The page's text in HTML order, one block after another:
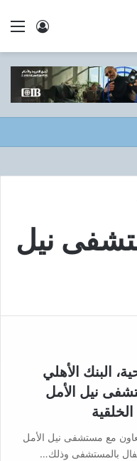
نيل
البنك الأهلي
نيل الأمل
مع مستشفى نيل الأمل
بالمستشفى وذلك…